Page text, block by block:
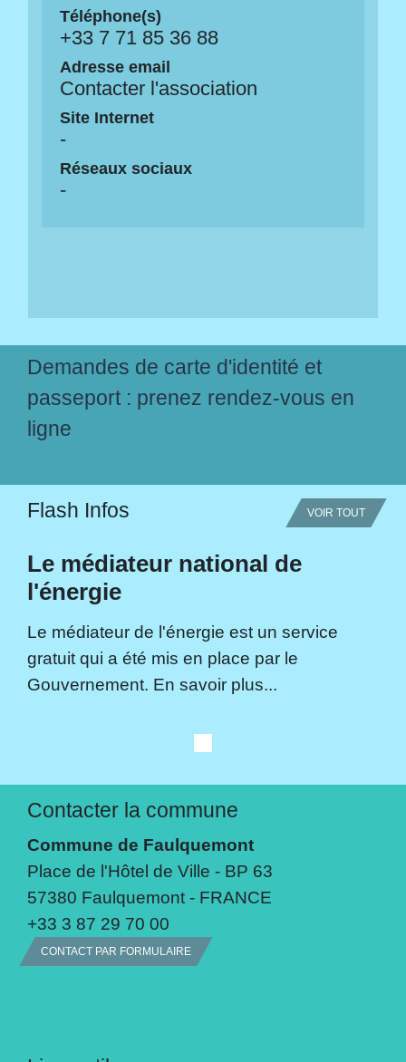
Téléphone(s)
+33 7 71 85 36 88
Adresse email
Contacter l'association
Site Internet
-
Réseaux sociaux
-
Demandes de carte d'identité et
passeport : prenez rendez-vous en
ligne
Flash Infos VOIR TOUT
Le médiateur national de
l'énergie
Le médiateur de l'énergie est un service
gratuit qui a été mis en place par le
Gouvernement. En savoir plus...
Contacter la commune
Commune de Faulquemont
Place de l'Hôtel de Ville - BP 63
57380 Faulquemont - FRANCE
+33 3 87 29 70 00
CONTACT PAR FORMULAIRE